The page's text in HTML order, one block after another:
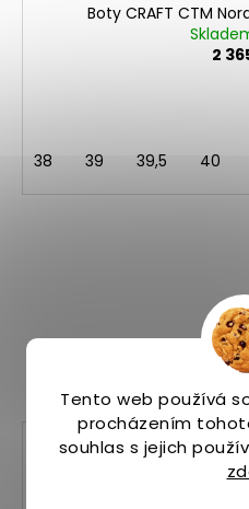
Tento web používá
procházením
souhlas s jejich
Boty CRAFT CTM
2
38 39 39,5 40